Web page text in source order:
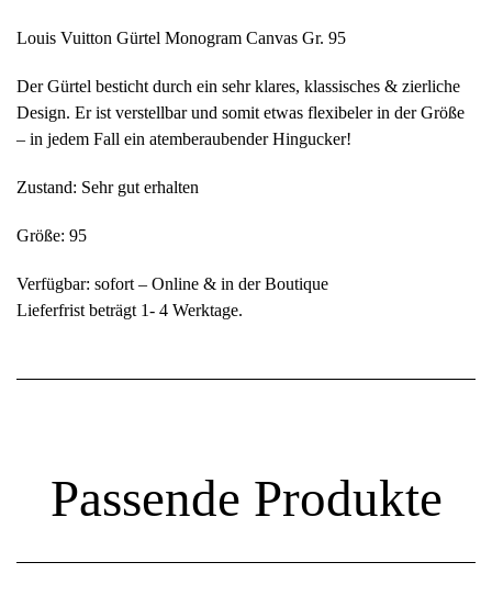
Louis Vuitton Gürtel Monogram Canvas Gr. 95
Der Gürtel besticht durch ein sehr klares, klassisches & zierliche
Design. Er ist verstellbar und somit etwas flexibeler in der Größe
– in jedem Fall ein atemberaubender Hingucker!
Zustand: Sehr gut erhalten
Größe: 95
Verfügbar: sofort – Online & in der Boutique
Lieferfrist beträgt 1- 4 Werktage.
Passende Produkte